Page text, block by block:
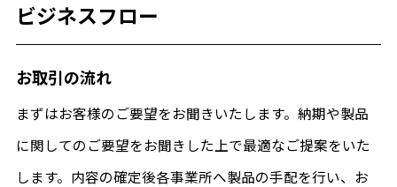
ビジネスフロー
お取引の流れ
まずはお客様のご要望をお聞きいたします。納期や製品
に関してのご要望をお聞きした上で最適なご提案をいた
します。内容の確定後各事業所へ製品の手配を行い、お